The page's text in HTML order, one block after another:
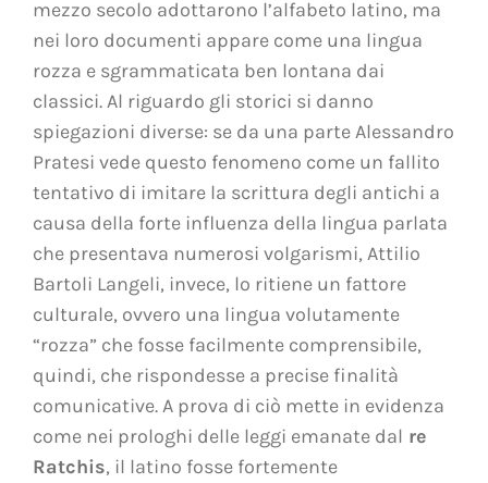
mezzo secolo adottarono l’alfabeto latino, ma
nei loro documenti appare come una lingua
rozza e sgrammaticata ben lontana dai
classici. Al riguardo gli storici si danno
spiegazioni diverse: se da una parte Alessandro
Pratesi vede questo fenomeno come un fallito
tentativo di imitare la scrittura degli antichi a
causa della forte influenza della lingua parlata
che presentava numerosi volgarismi, Attilio
Bartoli Langeli, invece, lo ritiene un fattore
culturale, ovvero una lingua volutamente
“rozza” che fosse facilmente comprensibile,
quindi, che rispondesse a precise finalità
comunicative. A prova di ciò mette in evidenza
come nei prologhi delle leggi emanate dal re
Ratchis, il latino fosse fortemente